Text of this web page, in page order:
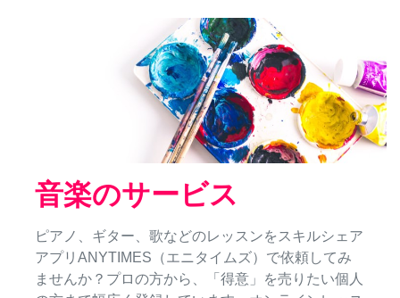
音楽のサービス
ピアノ、ギター、歌などのレッスンをスキルシェア
アプリANYTIMES（エニタイムズ）で依頼してみ
ませんか？プロの方から、「得意」を売りたい個人